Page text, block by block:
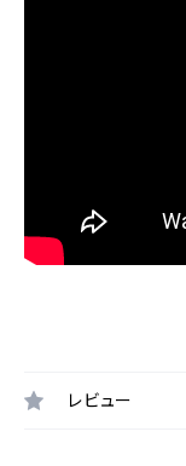
レビュー